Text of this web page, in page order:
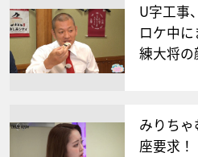
U字工事
ロケ中
練大将
みりち
座要求